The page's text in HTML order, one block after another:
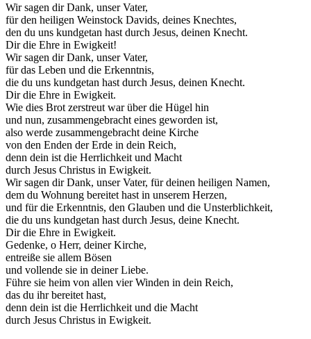
Wir sagen dir Dank, unser Vater,
für den heiligen Weinstock Davids, deines Knechtes,
den du uns kundgetan hast durch Jesus, deinen Knecht.
Dir die Ehre in Ewigkeit!
Wir sagen dir Dank, unser Vater,
für das Leben und die Erkenntnis,
die du uns kundgetan hast durch Jesus, deinen Knecht.
Dir die Ehre in Ewigkeit.
Wie dies Brot zerstreut war über die Hügel hin
und nun, zusammengebracht eines geworden ist,
also werde zusammengebracht deine Kirche
von den Enden der Erde in dein Reich,
denn dein ist die Herrlichkeit und Macht
durch Jesus Christus in Ewigkeit.
Wir sagen dir Dank, unser Vater, für deinen heiligen Namen,
dem du Wohnung bereitet hast in unserem Herzen,
und für die Erkenntnis, den Glauben und die Unsterblichkeit,
die du uns kundgetan hast durch Jesus, deine Knecht.
Dir die Ehre in Ewigkeit.
Gedenke, o Herr, deiner Kirche,
entreiße sie allem Bösen
und vollende sie in deiner Liebe.
Führe sie heim von allen vier Winden in dein Reich,
das du ihr bereitet hast,
denn dein ist die Herrlichkeit und die Macht
durch Jesus Christus in Ewigkeit.